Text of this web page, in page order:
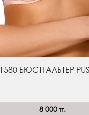
1580 БЮСТГАЛЬТЕР
8 000 тг.